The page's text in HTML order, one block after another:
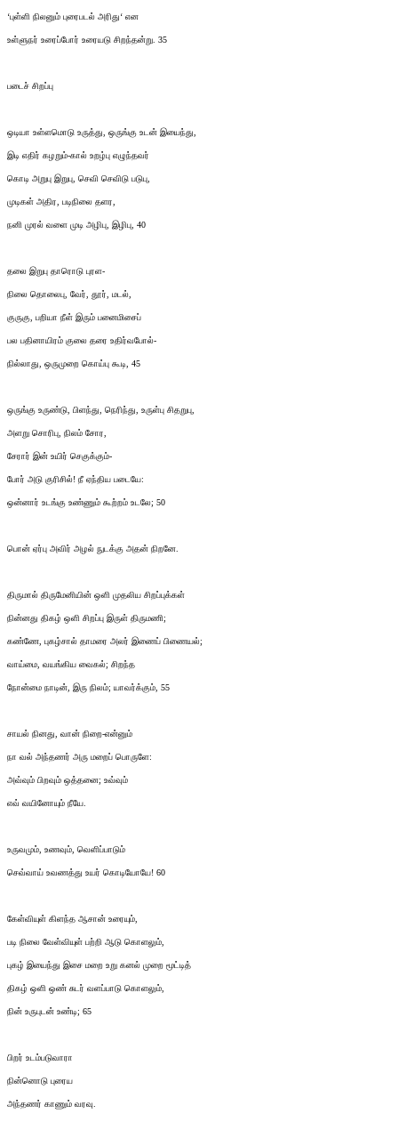
‘புள்ளி நிலனும் புரைபடல் அரிது‘ என
உள்ளுநர் உரைப்போர் உரையடு சிறந்தன்று. 35
படைச் சிறப்பு
ஒடியா உள்ளமொடு உருத்து, ஒருங்கு உடன் இயைந்து,
இடி எதிர் கழறும்-கால் உறழ்பு எழுந்தவர்
கொடி அறுபு இறுபு, செவி செவிடு படுபு,
முடிகள் அதிர, படிநிலை தளர,
நனி முரல் வளை முடி அழிபு, இழிபு, 40
தலை இறுபு தாரொடு புரள-
நிலை தொலைபு, வேர், தூர், மடல்,
குருகு, பறியா நீள் இரும் பனைமிசைப்
பல பதினாயிரம் குலை தரை உதிர்வபோல்-
நில்லாது, ஒருமுறை கொய்பு கூடி, 45
ஒருங்கு உருண்டு, பிளந்து, நெரிந்து, உருள்பு சிதறுபு,
அளறு சொரிபு, நிலம் சோர,
சேரார் இன் உயிர் செகுக்கும்-
போர் அடு குரிசில்! நீ ஏந்திய படையே:
ஒன்னார் உடங்கு உண்ணும் கூற்றம் உடலே; 50
பொன் ஏர்பு அவிர் அழல் நுடக்கு அதன் நிறனே.
திருமால் திருமேனியின் ஒளி முதலிய சிறப்புக்கள்
நின்னது திகழ் ஒளி சிறப்பு இருள் திருமணி;
கண்ணே, புகழ்சால் தாமரை அலர் இணைப் பிணையல்;
வாய்மை, வயங்கிய வைகல்; சிறந்த
நோன்மை நாடின், இரு நிலம்; யாவர்க்கும், 55
சாயல் நினது, வான் நிறை-என்னும்
நா வல் அந்தணர் அரு மறைப் பொருளே:
அவ்வும் பிறவும் ஒத்தனை; உவ்வும்
எவ் வயினோயும் நீயே.
உருவமும், உணவும், வெளிப்பாடும்
செவ்வாய் உவணத்து உயர் கொடியோயே! 60
கேள்வியுள் கிளந்த ஆசான் உரையும்,
படி நிலை வேள்வியுள் பற்றி ஆடு கொளலும்,
புகழ் இயைந்து இசை மறை உறு கனல் முறை மூட்டித்
திகழ் ஒளி ஒண் சுடர் வளப்பாடு கொளலும்,
நின் உருபுடன் உண்டி; 65
பிறர் உடம்படுவாரா
நின்னொடு புரைய
அந்தணர் காணும் வரவு.